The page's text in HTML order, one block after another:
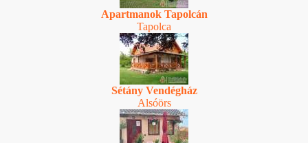
Apartmanok Tapolcán
Tapolca
Sétány Vendégház
Alsóörs